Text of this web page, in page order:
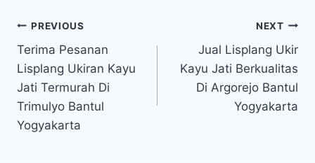
PREVIOUS
Terima Pesanan
Lisplang Ukiran Kayu
Jati Termurah Di
Trimulyo Bantul
Yogyakarta
NEXT
Jual Lisplang Ukir
Kayu Jati Berkualitas
Di Argorejo Bantul
Yogyakarta